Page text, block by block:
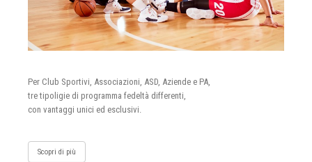
Per Club Sportivi, Associazioni, ASD, Aziende e PA,
tre tipoligie di programma fedeltà differenti,
con vantaggi unici ed esclusivi.
Scopri di più